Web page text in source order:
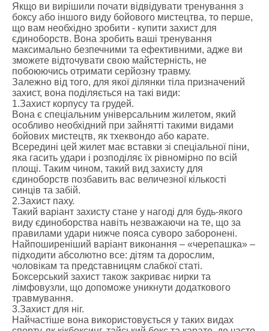
Якщо ви вирішили почати відвідувати тренування з
боксу або іншого виду бойового мистецтва, то перше,
що вам необхідно зробити - купити захист для
єдиноборств. Вона зробить ваші тренування
максимально безпечними та ефективними, адже ви
зможете відточувати свою майстерність, не
побоюючись отримати серйозну травму.
Залежно від того, для якої ділянки тіла призначений
захист, вона поділяється на такі види:
1.Захист корпусу та грудей.
Вона є спеціальним універсальним жилетом, який
особливо необхідний при зайнятті такими видами
бойових мистецтв, як тхеквондо або карате.
Всередині цей жилет має вставки зі спеціальної піни,
яка гасить удари і розподіляє їх рівномірно по всій
площі. Таким чином, такий вид захисту для
єдиноборств позбавить вас величезної кількості
синців та забій.
2.Захист паху.
Такий варіант захисту стане у нагоді для будь-якого
виду єдиноборства навіть незважаючи на те, що за
правилами удари нижче пояса суворо заборонені.
Найпоширеніший варіант виконання – «черепашка» –
підходити абсолютно все: дітям та дорослим,
чоловікам та представницям слабкої статі.
Боксерський захист також закриває нирки та
лімфовузли, що допоможе уникнути додаткового
травмування.
3.Захист для ніг.
Найчастіше вона використовується у таких видах